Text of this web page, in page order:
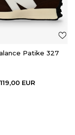
Patike 327
119,00 EUR